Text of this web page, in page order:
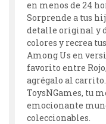
en menos de 24
Sorprende a tus
detalle original y
colores y recrea
Among Us en
favorito entre
agrégalo al
ToysNGames, tu
emocionante
coleccionables.